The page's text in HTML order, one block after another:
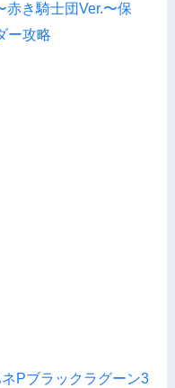
赤き騎士団Ver.〜保
ー攻略
Pブラックラグーン3